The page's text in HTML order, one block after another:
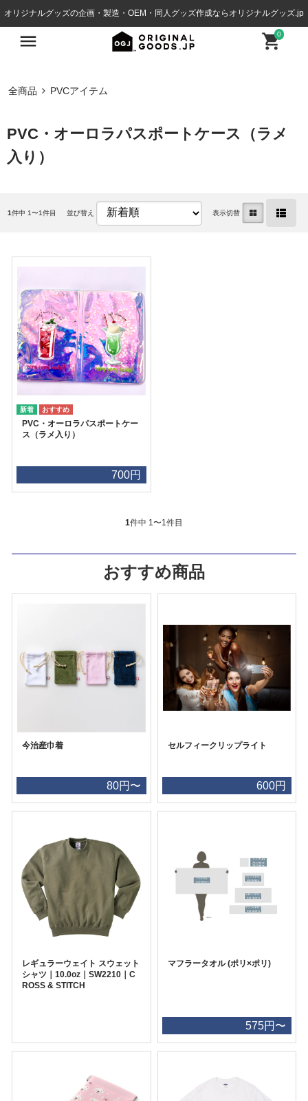
オリジナルグッズの企画・製造・OEM・同人グッズ作成ならオリジナルグッズ.jp
0
全商品 PVCアイテム
PVC・オーロラパスポートケース（ラメ
入り）
1件中 1〜1件目 並び替え 表示切替
PVC・オーロラパスポートケー
ス（ラメ入り）
700円
1件中 1〜1件目
おすすめ商品
今治産巾着
80円〜
セルフィークリップライト
600円
レギュラーウェイト スウェット
シャツ｜10.0oz｜SW2210｜C
ROSS & STITCH
マフラータオル (ポリ×ポリ)
575円〜